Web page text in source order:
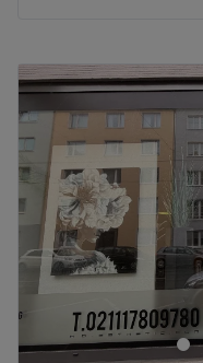
Dienstag
Donnerstag
Freitag
Samstag
Sonntag
Velora Beauty Center
Beauty-Behandlungen
Zentrum bietet
hochwirksame